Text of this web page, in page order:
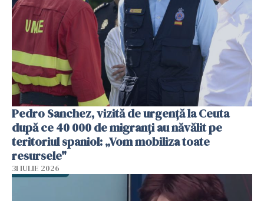
Pedro Sanchez, vizită de urgență la Ceuta
după ce 40 000 de migranți au năvălit pe
teritoriul spaniol: „Vom mobiliza toate
resursele"
31 IULIE 2026